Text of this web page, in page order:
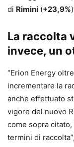
di Rimini (+23,9%
La raccolta
invece, un
“Erion Energy
incrementare la
anche effettuato
vigore del nuovo
come sopra
termini di